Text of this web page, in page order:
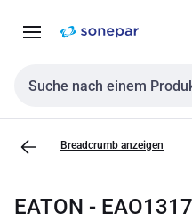
NavigationInhalt
Sucheingabe
Breadcrumb anzeigen
EATON -